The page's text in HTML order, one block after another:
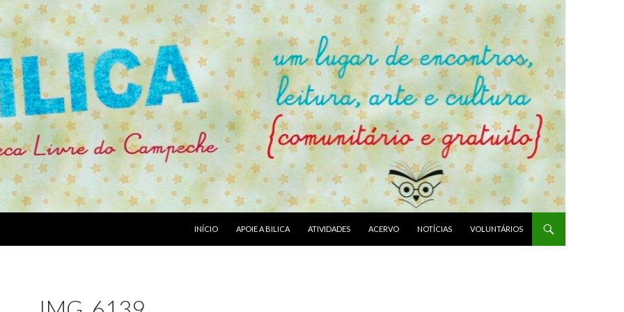
INÍCIO
APOIE A BILICA ATIVIDADES ACERVO NOTÍCIAS VOLUNTÁRIOS